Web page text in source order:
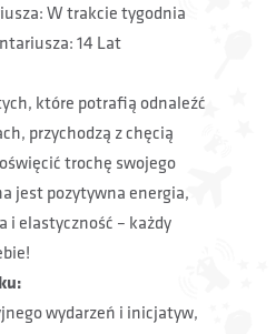
W trakcie tygodnia
14 Lat
które potrafią odnaleźć
przychodzą z chęcią
trochę swojego
jest pozytywna energia,
i elastyczność – każdy
wydarzeń i inicjatyw,